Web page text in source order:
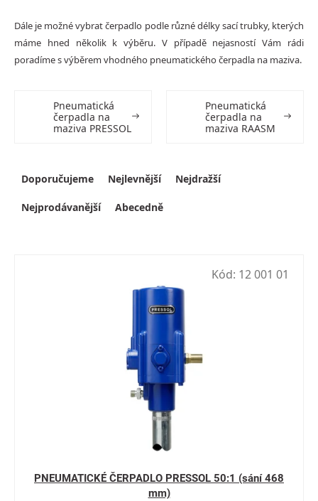
Dále je možné vybrat čerpadlo podle různé délky sací trubky, kterých
máme hned několik k výběru. V případě nejasnostíVám rádi
poradímes výběrem vhodného pneumatického čerpadla na maziva.
Pneumatická
čerpadla na
maziva PRESSOL
Pneumatická
čerpadla na
maziva RAASM
Výpis produktů
Řazení produktů
Doporučujeme Nejlevnější Nejdražší
Nejprodávanější Abecedně
PNEUMATICKÉ ČERPADLO PRESSOL 50:1 (sání 468
mm)
Kód: 12 001 01